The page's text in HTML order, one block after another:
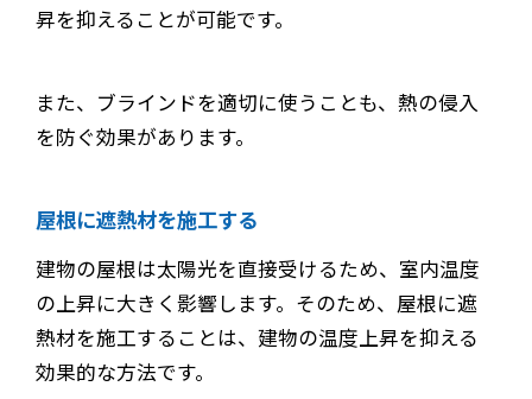
昇を抑えることが可能です。
また、ブラインドを適切に使うことも、熱の侵入
を防ぐ効果があります。
屋根に遮熱材を施工する
建物の屋根は太陽光を直接受けるため、室内温度
の上昇に大きく影響します。そのため、屋根に遮
熱材を施工することは、建物の温度上昇を抑える
効果的な方法です。